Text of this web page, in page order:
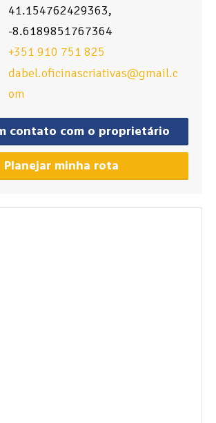
41.154762429363,
-8.6189851767364
+351 910 751 825
dabel.oficinascriativas@gmail.c
om
contato com o proprietário
Planejar minha rota